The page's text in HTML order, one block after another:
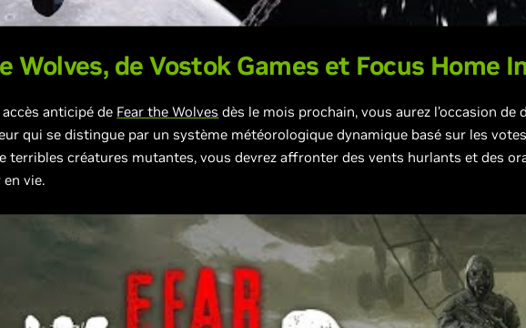
Wolves, deVostok Games et Focus Home
anticipé de Fear the Wolves dès le mois prochain, vous aurez l’occasion de
qui se distingue par un système météorologique dynamique basé sur les
terribles créatures mutantes, vous devrez affronter des vents hurlants et des
vie.